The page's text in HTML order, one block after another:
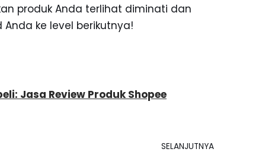
produk Anda terlihat diminati dan
ke level berikutnya!
Jasa Review Produk Shopee
SELANJUTNYA